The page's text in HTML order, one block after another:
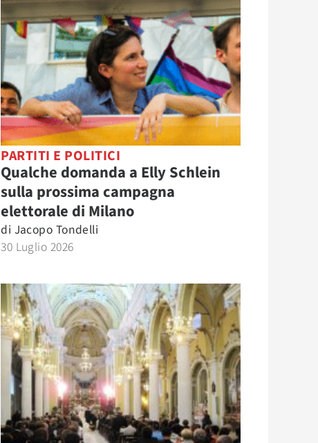
PARTITI E POLITICI
Qualche domanda a Elly Schlein
sulla prossima campagna
elettorale di Milano
di Jacopo Tondelli
30 Luglio 2026